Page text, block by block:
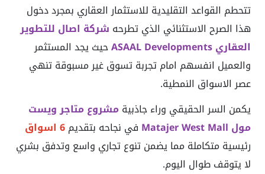
تتحطم القواعد التقليدية للاستثمار العقاري بمجرد دخول
هذا الصرح الاستثنائي الذي تطرحه شركة اصال للتطوير
العقاري ASAAL Developments
حيث يجد المستثمر
والعميل انفسهم امام تجربة تسوق غير مسبوقة تنهي
عصر الاسواق النمطية.
يكمن السر الحقيقي وراء جاذبية مشروع متاجر ويست
مول Matajer West Mall
في نجاحه بتقديم
رئيسية متكاملة مما يضمن تنوع تجاري واسع وتدفق بشري
لا يتوقف طوال اليوم.